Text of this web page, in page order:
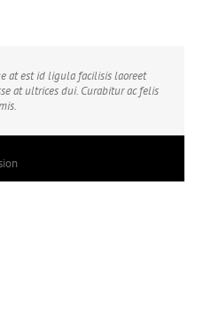
at est id ligula facilisis laoreet
at ultrices dui. Curabitur ac felis